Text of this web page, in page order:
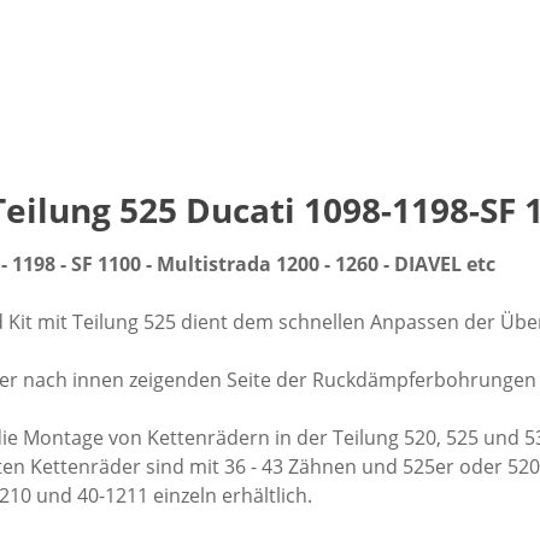
525 Ducati 1098-1198-SF
- SF 1100 - Multistrada 1200 - 1260 - DIAVEL etc
mit Teilung 525 dient dem schnellen Anpassen der
nach innen zeigenden Seite der
Montage von Kettenrädern in der Teilung 520, 525 und
Kettenräder sind mit 36 - 43 Zähnen und 525er oder
und 40-1211 einzeln erhältlich.